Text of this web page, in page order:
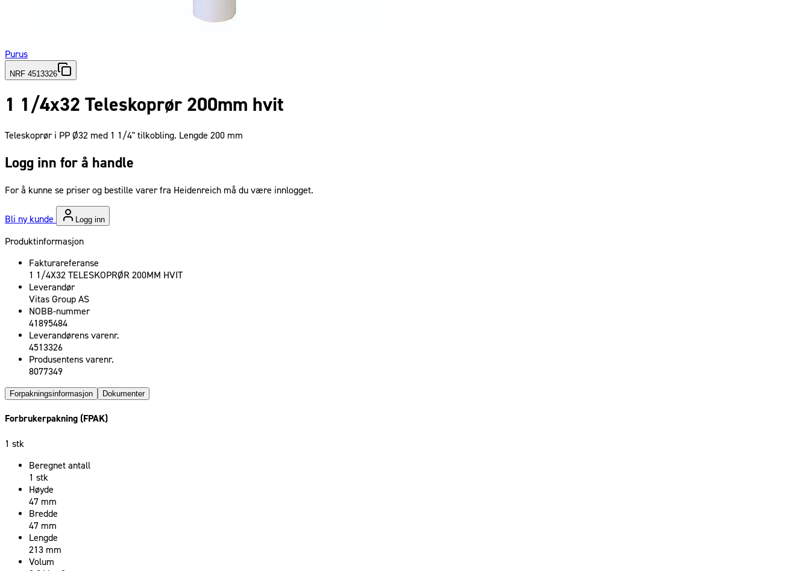
Purus
NRF 4513326
1 1/4x32 Teleskoprør 200mm hvit
Teleskoprør i PP Ø32 med 1 1/4" tilkobling. Lengde 200 mm
Logg inn for å handle
For å kunne se priser og bestille varer fra Heidenreich må du være innlogget.
Bli ny kunde Logg inn
Produktinformasjon
Fakturareferanse
1 1/4X32 TELESKOPRØR 200MM HVIT
Leverandør
Vitas Group AS
NOBB-nummer
41895484
Leverandørens varenr.
4513326
Produsentens varenr.
8077349
Forpakningsinformasjon Dokumenter
Forbrukerpakning (FPAK)
1 stk
Beregnet antall
1 stk
Høyde
47 mm
Bredde
47 mm
Lengde
213 mm
Volum